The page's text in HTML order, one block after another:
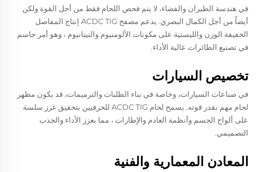
في هندسة الطيران والفضاء، لا يتم فحص اللحام فقط من أجل القوة ولكن
أيضاً من أجل الكمال البصري. يدعم مصفح ACDC TIG إنتاج المفاصل
الخفيفة الوزن والليستية على مكونات الألومنيوم والتيتانيوم ، وهو أمر حاسم
في تصنيع الطائرات عالية الأداء.
تخصيص السيارات
في صناعات السيارات، وخاصة في بناء الطلبات والترميمات، قد يكون مظهر
لحام مهم بقدر قوته. يسمح لحام ACDC TIG للحرفيين بتحقيق غرز سلسة
على ألواح الجسم وأنظمة العادم والإطارات ، مما يعزز الأداء والجذب
التصميمي.
المعادن المعمارية والفنية